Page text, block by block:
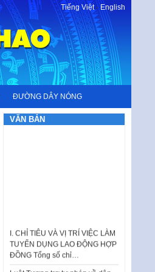
Tiếng Việt-English
ĐƯỜNG DÂY NÓNG
VĂN BẢN
I. CHỈ TIÊU VÀ VỊ TRÍ VIỆC LÀM
TUYỂN DỤNG LAO ĐỘNG HỢP
ĐỒNG Tổng số chỉ…